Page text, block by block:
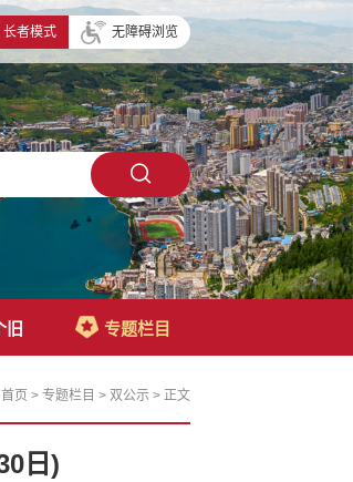
长者模式 无障碍浏览
旧 专题栏目
首页 > 专题栏目 > 双公示 > 正文
日)